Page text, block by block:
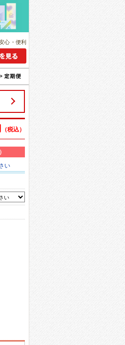
心・便利
（税込）
い